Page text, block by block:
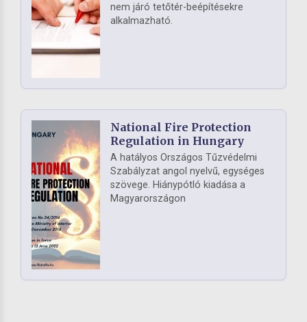
nem járó tetőtér-beépítésekre
alkalmazható.
National Fire Protection
Regulation in Hungary
A hatályos Országos Tűzvédelmi
Szabályzat angol nyelvű, egységes
szövege. Hiánypótló kiadása a
Magyarországon